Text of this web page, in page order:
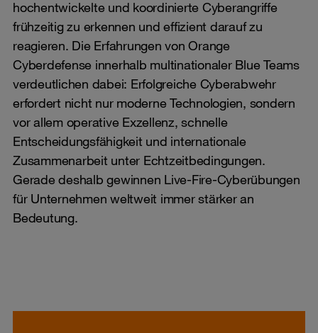
hochentwickelte und koordinierte Cyberangriffe
frühzeitig zu erkennen und effizient darauf zu
reagieren. Die Erfahrungen von Orange
Cyberdefense innerhalb multinationaler Blue Teams
verdeutlichen dabei: Erfolgreiche Cyberabwehr
erfordert nicht nur moderne Technologien, sondern
vor allem operative Exzellenz, schnelle
Entscheidungsfähigkeit und internationale
Zusammenarbeit unter Echtzeitbedingungen.
Gerade deshalb gewinnen Live-Fire-Cyberübungen
für Unternehmen weltweit immer stärker an
Bedeutung.